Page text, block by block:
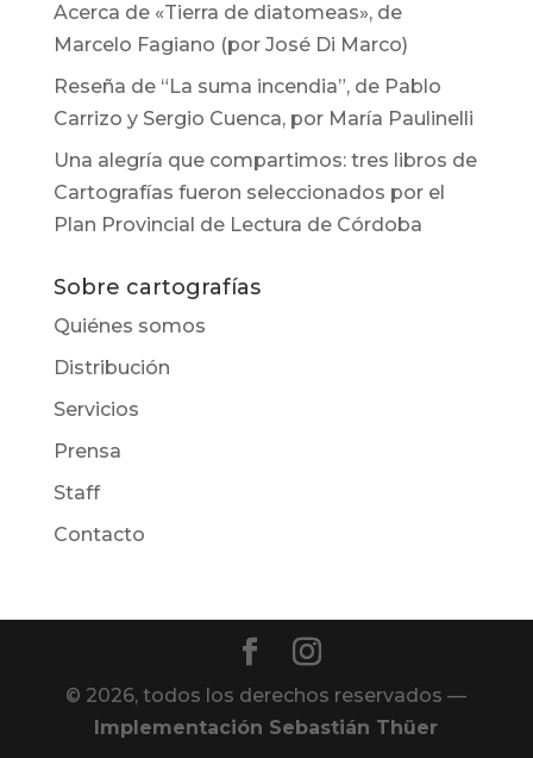
Acerca de «Tierra de diatomeas», de
Marcelo Fagiano (por José Di Marco)
Reseña de “La suma incendia”, de Pablo
Carrizo y Sergio Cuenca, por María Paulinelli
Una alegría que compartimos: tres libros de
Cartografías fueron seleccionados por el
Plan Provincial de Lectura de Córdoba
Sobre cartografías
Quiénes somos
Distribución
Servicios
Prensa
Staff
Contacto
© 2026, todos los derechos reservados —
Implementación Sebastián Thüer